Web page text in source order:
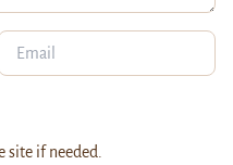
if needed.